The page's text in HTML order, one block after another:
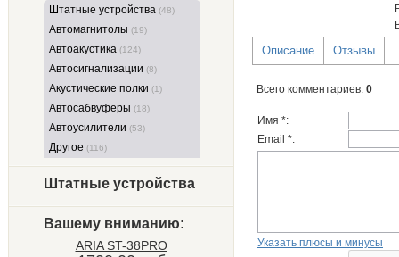
Штатные устройства (48)
Автомагнитолы (19)
Автоакустика (124)
Автосигнализации (8)
Акустические полки (1)
Автосабвуферы (18)
Автоусилители (53)
Другое (116)
Штатные устройства
Вашему вниманию:
ARIA ST-38PRO
Описание Отзывы
Всего комментариев: 0
Имя *:
Email *:
Указать плюсы и минусы